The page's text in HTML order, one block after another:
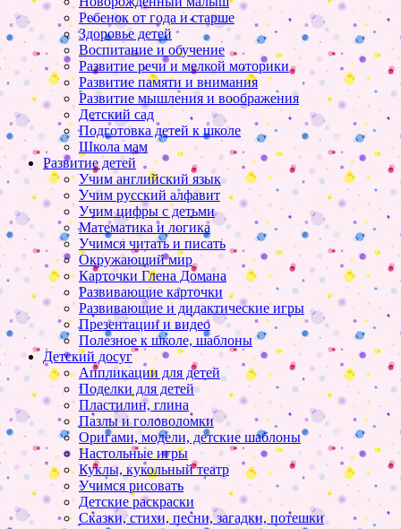
Ребенок от года и старше
Здоровье детей
Воспитание и обучение
Развитие речи и мелкой моторики
Развитие памяти и внимания
Развитие мышления и воображения
Детский сад
Подготовка детей к школе
Школа мам
Развитие детей
Учим английский язык
Учим русский алфавит
Учим цифры с детьми
Математика и логика
Учимся читать и писать
Окружающий мир
Карточки Глена Домана
Развивающие карточки
Развивающие и дидактические игры
Презентации и видео
Полезное к школе, шаблоны
Детский досуг
Аппликации для детей
Поделки для детей
Пластилин, глина
Пазлы и головоломки
Оригами, модели, детские шаблоны
Настольные игры
Куклы, кукольный театр
Учимся рисовать
Детские раскраски
Сказки, стихи, песни, загадки, потешки